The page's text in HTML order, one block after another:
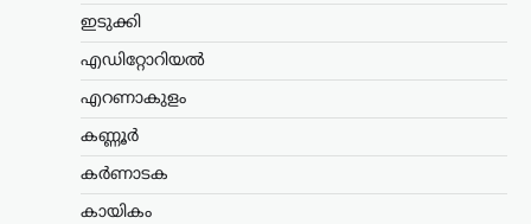
ഇടുക്കി
എഡിറ്റോറിയൽ
എറണാകുളം
കണ്ണൂർ
കർണാടക
കായികം
ന്യൂസ് ഡെസ്ക്
സംസ്ഥാനത്തെ ശക്തമായ മഴയും
വെള്ളപ്പൊക്കവും മൂലം കൃഷി മേഖലയിൽ
കൃഷിമന്ത്രി ടി. സിദ്ദിഖ് അറിയിച്ചു.
സ്ഥലത്തെ കൃഷി…